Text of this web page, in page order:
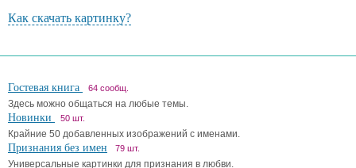
Как скачать картинку?
Гостевая книга 64 сообщ.
Здесь можно общаться на любые темы.
Новинки 50 шт.
Крайние 50 добавленных изображений с именами.
Признания без имен 79 шт.
Универсальные картинки для признания в любви.